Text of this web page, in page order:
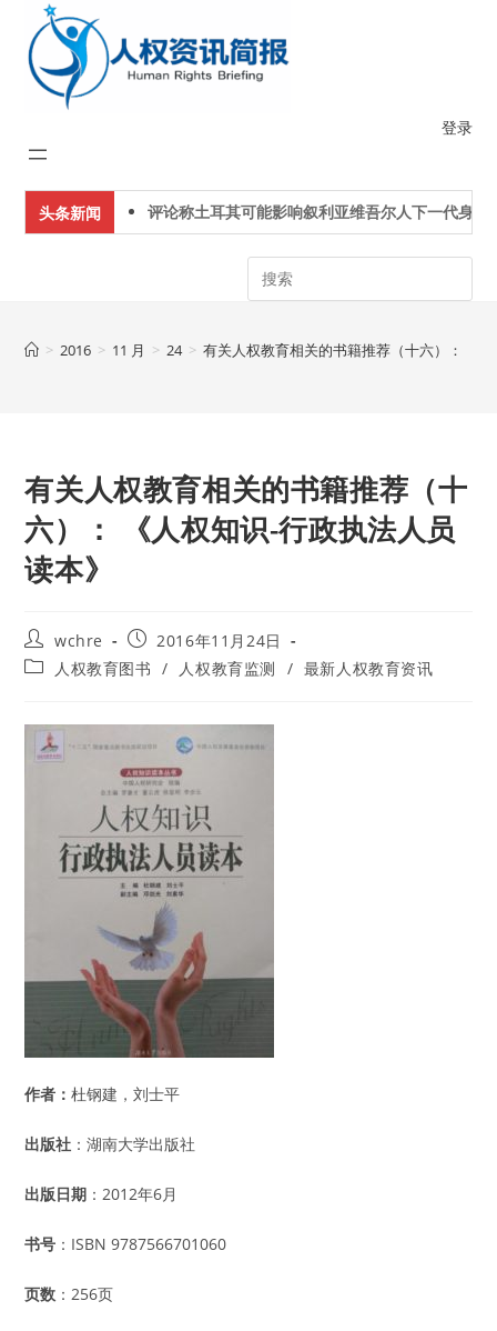
content
登录
头条新闻 评论称土耳其可能影响叙利亚维吾尔人下一代身份认
Search
> 2016 > 11 月 > 24 > 有关人权教育相关的书籍推荐（十六）： 《
有关人权教育相关的书籍推荐（十
六）： 《人权知识-行政执法人员
读本》
Post
author:
wchre
Post
published:
2016年11月24日
Post 人权教育图书 / 人权教育监测 / 最新人权教育资讯
作者：杜钢建，刘士平
出版社 ：湖南大学出版社
出版日期 ：2012年6月
书号 ：ISBN 9787566701060
页数 ：256页